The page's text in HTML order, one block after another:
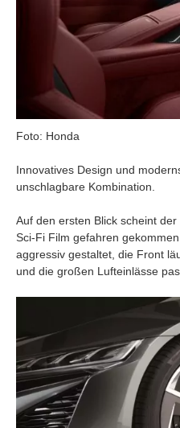
Foto: Honda
Innovatives Design und
unschlagbare Kombination.
Auf den ersten Blick scheint
Sci-Fi Film gefahren
aggressiv gestaltet, die Front
und die großen Lufteinlässe